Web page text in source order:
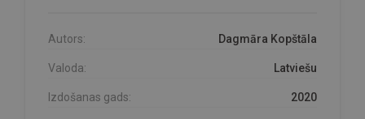
Autors: Dagmāra Kopštāla
Valoda: Latviešu
Izdošanas gads: 2020